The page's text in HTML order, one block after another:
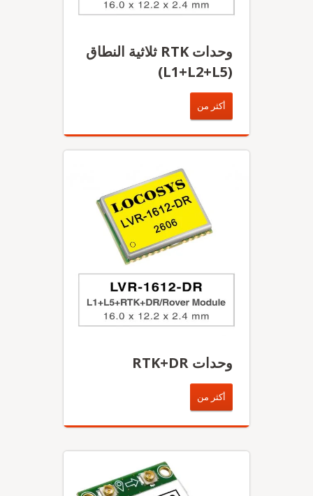
وحدات RTK ثلاثية النطاق
أكثر من
وحدات RTK+DR
أكثر من